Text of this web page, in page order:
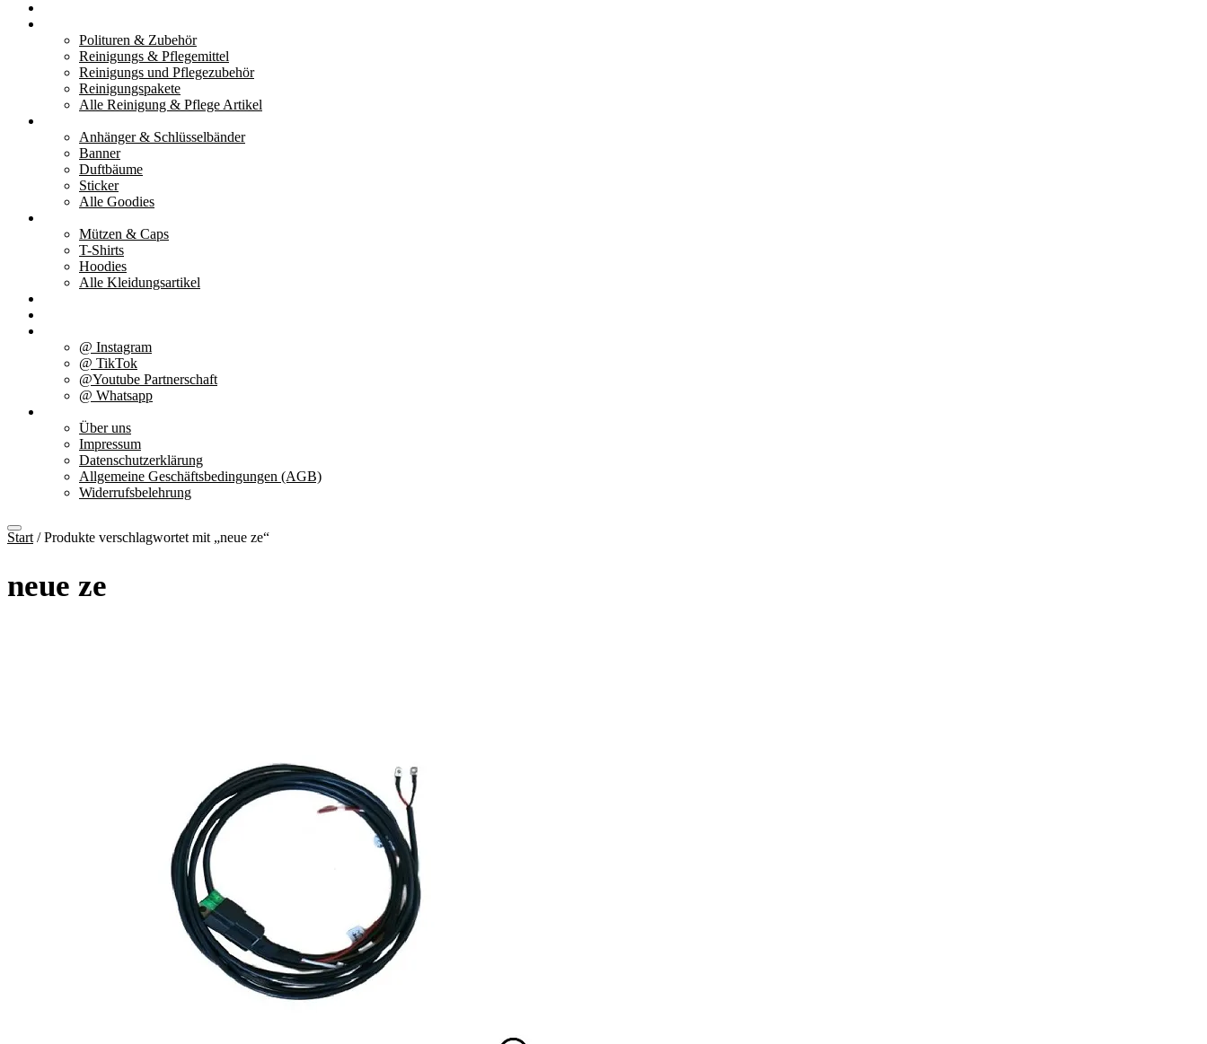
Polituren & Zubehör
Reinigungs & Pflegemittel
Reinigungs und Pflegezubehör
Reinigungspakete
Alle Reinigung & Pflege Artikel
Anhänger & Schlüsselbänder
Banner
Duftbäume
Sticker
Alle Goodies
Mützen & Caps
T-Shirts
Hoodies
Alle Kleidungsartikel
@ Instagram
@ TikTok
@Youtube Partnerschaft
@ Whatsapp
Über uns
Impressum
Datenschutzerklärung
Allgemeine Geschäftsbedingungen (AGB)
Widerrufsbelehrung
Start / Produkte verschlagwortet mit „neue ze“
neue ze